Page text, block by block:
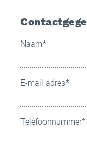
Naam*
E-mail adres*
Telefoonnummer*